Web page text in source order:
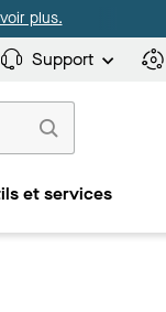
plus.
Support
et services